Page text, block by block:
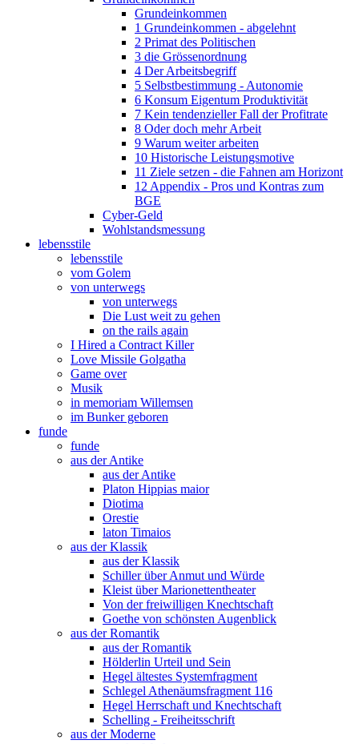
Grundeinkommen
1 Grundeinkommen - abgelehnt
2 Primat des Politischen
3 die Grössenordnung
4 Der Arbeitsbegriff
5 Selbstbestimmung - Autonomie
6 Konsum Eigentum Produktivität
7 Kein tendenzieller Fall der Profitrate
8 Oder doch mehr Arbeit
9 Warum weiter arbeiten
10 Historische Leistungsmotive
11 Ziele setzen - die Fahnen am Horizont
12 Appendix - Pros und Kontras zum
BGE
Cyber-Geld
Wohlstandsmessung
lebensstile
lebensstile
vom Golem
von unterwegs
von unterwegs
Die Lust weit zu gehen
on the rails again
I Hired a Contract Killer
Love Missile Golgatha
Game over
Musik
in memoriam Willemsen
im Bunker geboren
funde
funde
aus der Antike
aus der Antike
Platon Hippias maior
Diotima
Orestie
laton Timaios
aus der Klassik
aus der Klassik
Schiller über Anmut und Würde
Kleist über Marionettentheater
Von der freiwilligen Knechtschaft
Goethe von schönsten Augenblick
aus der Romantik
aus der Romantik
Hölderlin Urteil und Sein
Hegel ältestes Systemfragment
Schlegel Athenäumsfragment 116
Hegel Herrschaft und Knechtschaft
Schelling - Freiheitsschrift
aus der Moderne